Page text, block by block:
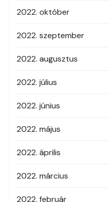
2022. október
2022. szeptember
2022. augusztus
2022. július
2022. június
2022. május
2022. április
2022. március
2022. február